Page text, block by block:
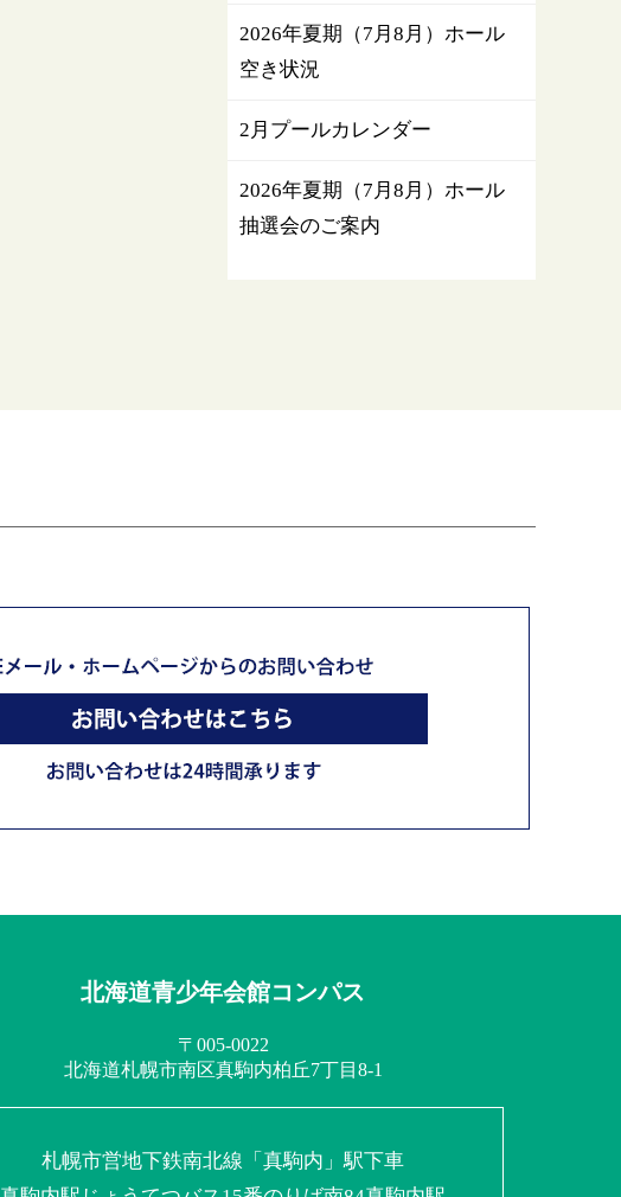
2026年夏期（7月8月）ホール
空き状況
2月プールカレンダー
2026年夏期（7月8月）ホール
抽選会のご案内
北海道青少年会館コンパス
〒005-0022
北海道札幌市南区真駒内柏丘7丁目8-1
札幌市営地下鉄南北線 「真駒内」駅下車